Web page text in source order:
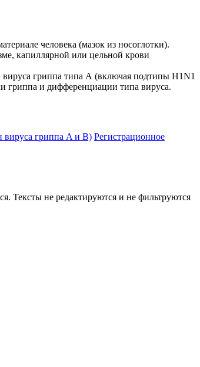
человека (мазок из носоглотки).
капиллярной или цельной крови
вируса гриппа типа А (включая подтипы H1N1
гриппа и дифференциации типа вируса.
вируса гриппа A и B) Регистрационное
Тексты не редактируются и не фильтруются